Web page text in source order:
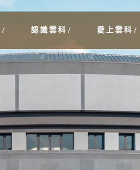
認識雲科 愛上雲科